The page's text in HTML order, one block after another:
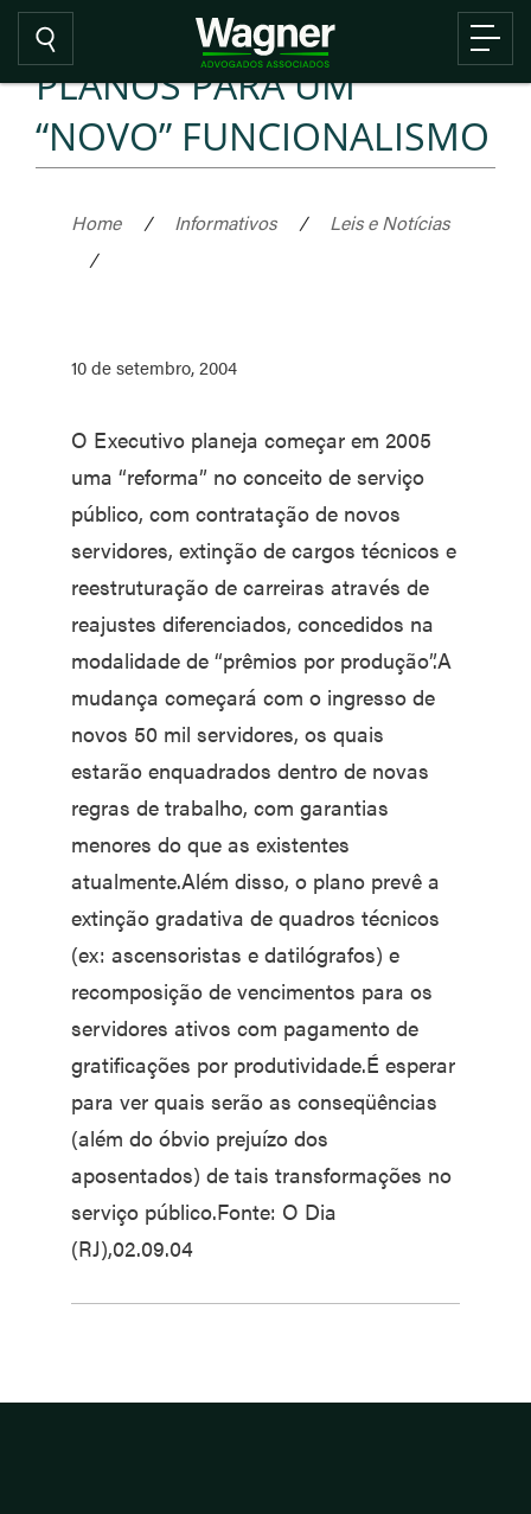
PLANOS PARA UM
“NOVO” FUNCIONALISMO
Home / Informativos /
Leis e Notícias
/
10 de setembro, 2004
O Executivo planeja começar em 2005
uma “reforma” no conceito de serviço
público, com contratação de novos
servidores, extinção de cargos técnicos e
reestruturação de carreiras através de
reajustes diferenciados, concedidos na
modalidade de “prêmios por produção”.A
mudança começará com o ingresso de
novos 50 mil servidores, os quais
estarão enquadrados dentro de novas
regras de trabalho, com garantias
menores do que as existentes
atualmente.Além disso, o plano prevê a
extinção gradativa de quadros técnicos
(ex: ascensoristas e datilógrafos) e
recomposição de vencimentos para os
servidores ativos com pagamento de
gratificações por produtividade.É esperar
para ver quais serão as conseqüências
(além do óbvio prejuízo dos
aposentados) de tais transformações no
serviço público.Fonte: O Dia
(RJ),02.09.04